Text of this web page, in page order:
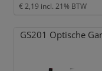
€ 2,19 incl. 21% BTW
GS201 Optische